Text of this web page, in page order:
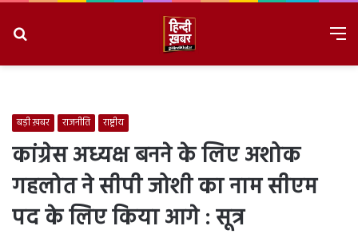
बड़ी ख़बर राजनीति राष्ट्रीय
कांग्रेस अध्यक्ष बनने के लिए अशोक
गहलोत ने सीपी जोशी का नाम सीएम
पद के लिए किया आगे : सूत्र